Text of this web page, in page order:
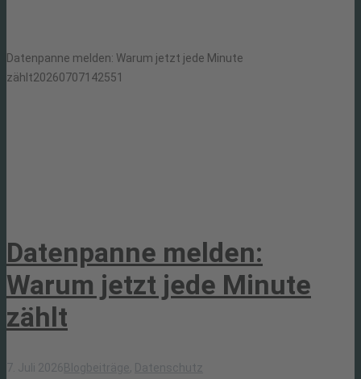
Datenpanne melden: Warum jetzt jede Minute
zählt20260707142551
Datenpanne melden:
Warum jetzt jede Minute
zählt
7. Juli 2026 Blogbeiträge, Datenschutz